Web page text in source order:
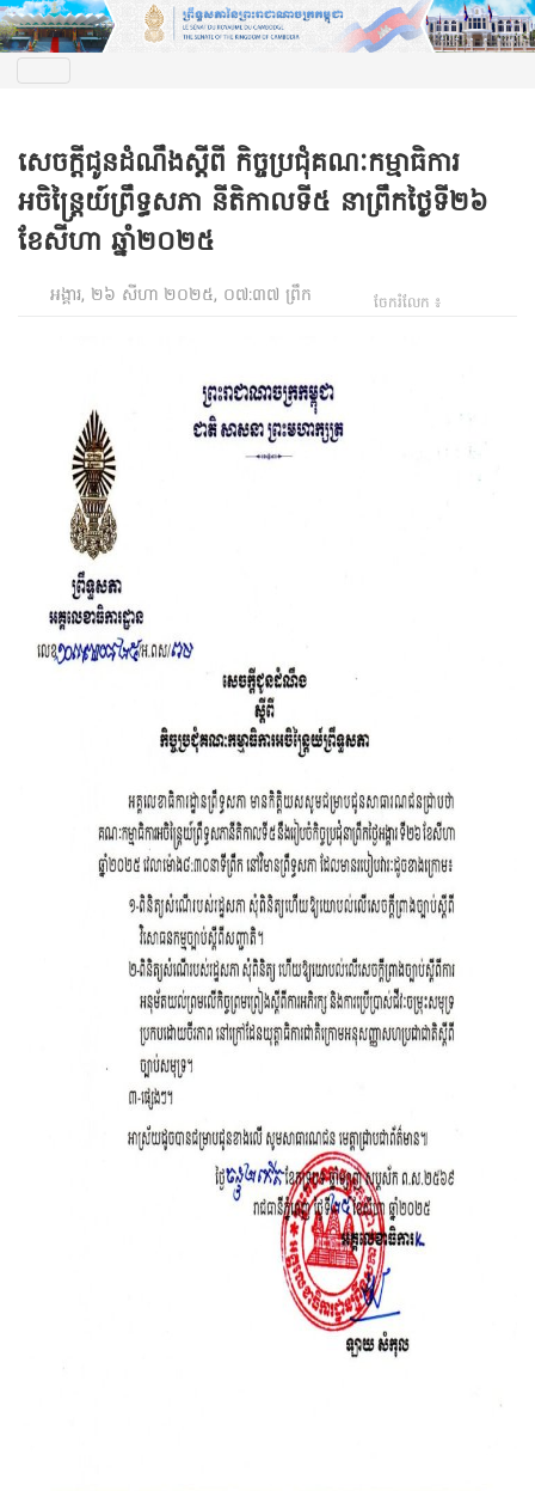
សេចក្តីជូនដំណឹងស្តីពី កិច្ចប្រជុំគណៈកម្មាធិការ
អចិន្រ្តៃយ៍ព្រឹទ្ធសភា ​នីតិកាលទី៥ នាព្រឹកថ្ងៃទី២៦
ខែសីហា ឆ្នាំ២០២៥
អង្គារ, ២៦ សីហា ២០២៥, ០៧:៣៧ ព្រឹក ចែករំលែក ៖